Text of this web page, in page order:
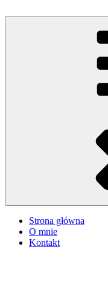
do
Strona główna
O mnie
Kontakt